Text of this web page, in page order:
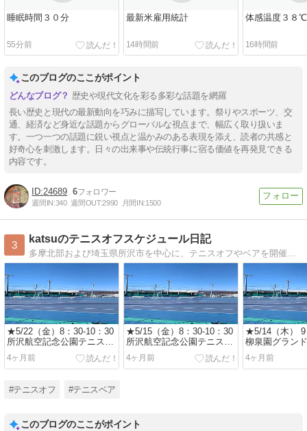
睡眠時間３０分
55分前
最新米雇用統計
14時間前
体感温度３８℃
16時間前
このブログのここがポイント
歴史や現代文化を彩る多彩な話題を網羅
長い歴史と現代の最新動向を巧みに描写しています。祭りやスポーツ、交
通、経済など身近な話題からグローバルな視点まで、幅広く取り扱いま
す。一つ一つの話題に鋭い視点と温かみのある表現を添え、読者の共感と
好奇心を刺激します。日々の出来事や伝統行事に宿る価値を再発見できる
内容です。
24689 6
週間IN:340 週間OUT:2990 月間IN:1500
3
katsuのテニスオフスケジュール日記
多摩北部および埼玉県所沢市を中心に、テニスオフやベアを開催中！ 開催スケジュールの他にテニス活動も併せて紹介します。
★5/22（金）8：30-10：30
所沢航空記念公園テニスコ
ート 一般初中級から 楽し
くダブルス♪
4ヶ月前
★5/15（金）8：30-10：30
所沢航空記念公園テニスコ
ート 一般初中級から 楽し
くダブルス♪
4ヶ月前
★5/14（木） 9
柳泉園グラン
スコート（東
般初中級から
ム♪
4ヶ月前
#テニスオフ #テニスベア
このブログのここがポイント